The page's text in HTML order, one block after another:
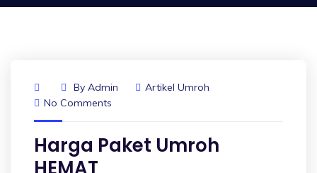
By Admin
Artikel Umroh
No Comments
Harga Paket Umroh